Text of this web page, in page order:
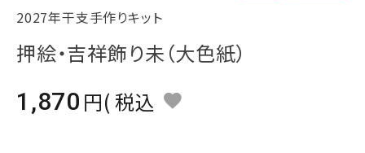
ACCOUNT MENU
2027年干支手作りキット
押絵・吉祥飾り未（大色紙）
1,870
税込